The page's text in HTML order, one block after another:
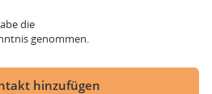
die
genommen.
hinzufügen